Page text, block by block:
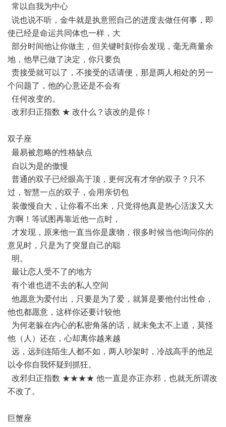
常以自我为中心
说也说不听，金牛就是执意照自己的进度去做任何事，即
使已经是命运共同体也一样，大
部分时间他让你做主，但关键时刻你会发现，毫无商量余
地，他早已做了决定，你只要负
责接受就可以了，不接受的话请便，那是两人相处的另一
个问题了，他的心意还是不会有
任何改变的。
改邪归正指数 ★ 改什么？该改的是你！
双子座
最易被忽略的性格缺点
自以为是的傲慢
普通的双子已经眼高于顶，更何况有才华的双子？只不
过，智慧一点的双子，会用亲切包
装傲慢自大，让你看不出来，只觉得他真是热心活泼又大
方啊！等试图再靠近他一点时，
才发现，原来他一直当你是废物，很多时候当他询问你的
意见时，只是为了突显自己的聪
明。
最让恋人受不了的地方
有个谁也进不去的私人空间
他愿意为爱付出，只要是为了爱，就算是要他付出性命，
他也都愿意，这样你还要计较他
为何老躲在内心的私密角落的话，就未免太不上道，莫怪
他（人）还在，心却离你越来越
远，远到连陌生人都不如，两人吵架时，冷战高手的他足
以令你自我怀疑到抓狂。
改邪归正指数 ★★★★ 他一直是亦正亦邪，也就无所谓改
不改了。
巨蟹座